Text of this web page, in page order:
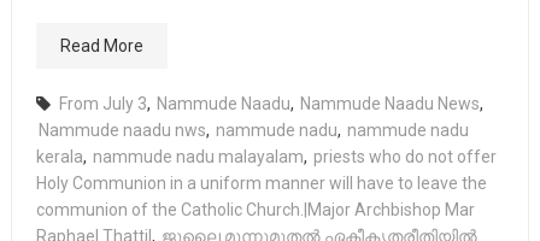
Read More
From July 3, Nammude Naadu, Nammude Naadu News,
Nammude naadu nws, nammude nadu, nammude nadu
kerala, nammude nadu malayalam, priests who do not offer
Holy Communion in a uniform manner will have to leave the
communion of the Catholic Church.|Major Archbishop Mar
Raphael Thattil, ജൂലൈ മൂന്നുമുതൽ ഏകീകൃതരീതിയിൽ